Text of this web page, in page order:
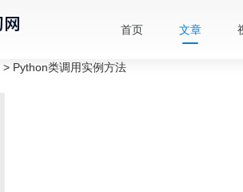
首页 文章
> Python类调用实例方法